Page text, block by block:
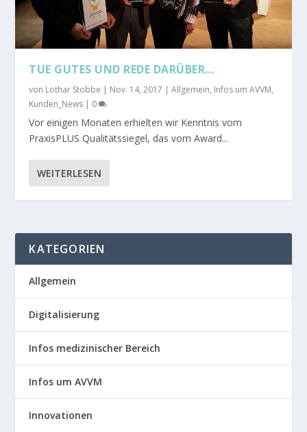
TUE GUTES UND REDE DARÜBER…
von Lothar Stobbe | Nov. 14, 2017 |Allgemein, Infos um AVVM,
Kunden_News | 0
Vor einigen Monaten erhielten wir Kenntnis vom
PraxisPLUS Qualitätssiegel, das vom Award...
WEITERLESEN
KATEGORIEN
Allgemein
Digitalisierung
Infos medizinischer Bereich
Infos um AVVM
Innovationen